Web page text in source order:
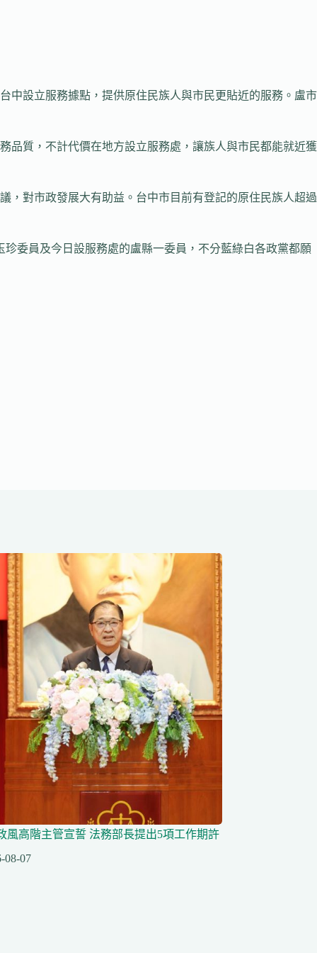
中設立服務據點，提供原住民族人與市民更貼近的服務。盧市
品質，不計代價在地方設立服務處，讓族人與市民都能就近獲
，對市政發展大有助益。台中市目前有登記的原住民族人超過
委員及今日設服務處的盧縣一委員，不分藍綠白各政黨都願
風高階主管宣誓 法務部長提出5項工作期許
08-07